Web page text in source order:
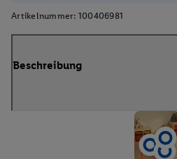
Artikelnummer: 100406981
Beschreibung